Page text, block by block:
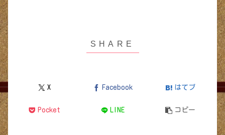
X Facebook はてブ
Pocket LINE コピー